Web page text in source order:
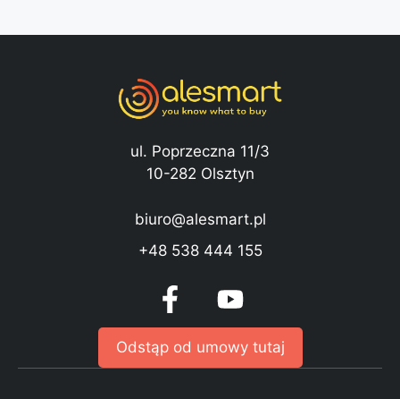
ul. Poprzeczna 11/3
10-282 Olsztyn
biuro@alesmart.pl
+48 538 444 155
Odstąp od umowy tutaj